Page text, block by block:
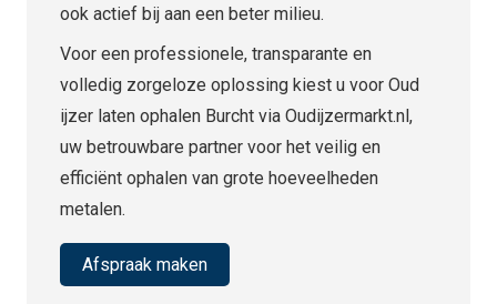
ook actief bij aan een beter milieu.
Voor een professionele, transparante en
volledig zorgeloze oplossing kiest u voor Oud
ijzer laten ophalen Burcht via Oudijzermarkt.nl,
uw betrouwbare partner voor het veilig en
efficiënt ophalen van grote hoeveelheden
metalen.
Afspraak maken